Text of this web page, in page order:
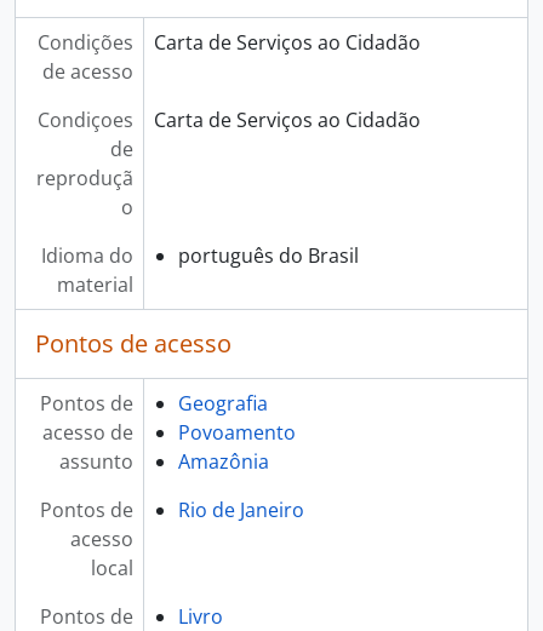
Condições
de acesso
Carta de Serviços ao Cidadão
Condiçoes
de
reproduçã
o
Carta de Serviços ao Cidadão
Idioma do
material
português do Brasil
Pontos de acesso
Pontos de
acesso de
assunto
Geografia
Povoamento
Amazônia
Pontos de
acesso
local
Rio de Janeiro
Pontos de
Livro